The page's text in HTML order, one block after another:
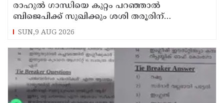
രാഹുല്‍ ഗാന്ധിയെ കുറ്റം പറഞ്ഞാല്‍
ബിജെപിക്ക് സുഖിക്കും ശശി തരൂരിന്
മറുപടിയുമായി കെ സി വേണുഗോപാല്‍
SUN,9 AUG 2026